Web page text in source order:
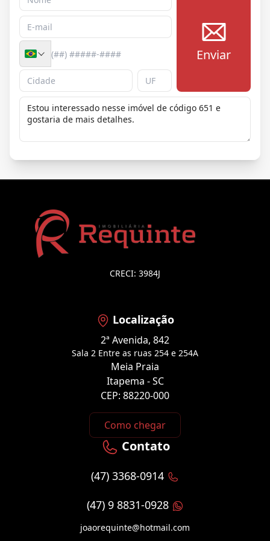
Enviar
CRECI: 3984J
Localização
2ª Avenida, 842
Sala 2 Entre as ruas 254 e 254A
Meia Praia
Itapema - SC
CEP: 88220-000
Como chegar
Contato
(47) 3368-0914
(47) 9 8831-0928
joaorequinte@hotmail.com